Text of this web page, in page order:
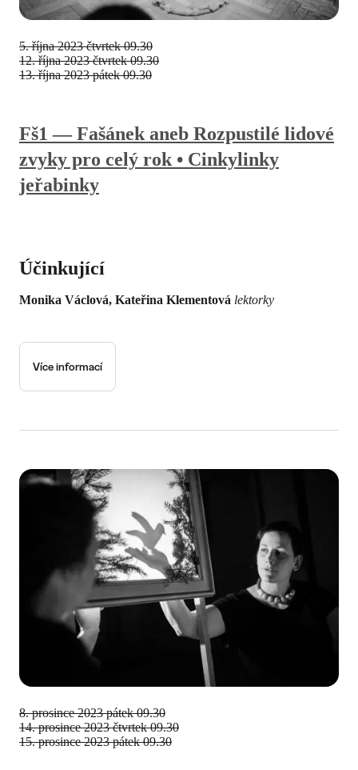
Fš1 — Fašánek aneb Rozpustilé lidové
zvyky pro celý rok • Cinkylinky
jeřabinky
Účinkující
Monika Václová, Kateřina Klementová lektorky
5. října 2023 čtvrtek 09.30
12. října 2023 čtvrtek 09.30
13. října 2023 pátek 09.30
Více informací
8. prosince 2023 pátek 09.30
14. prosince 2023 čtvrtek 09.30
15. prosince 2023 pátek 09.30